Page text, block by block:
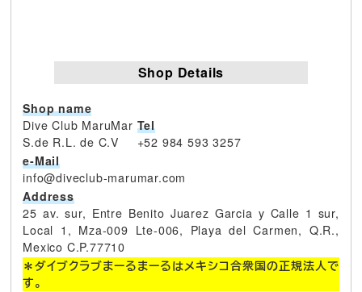
Shop Details
Shop name
Dive Club MaruMar
S.de R.L. de C.V
Tel
+52 984 593 3257
e-Mail
info@diveclub-marumar.com
Address
25 av. sur, Entre Benito Juarez Garcia y Calle 1 sur,
Local 1, Mza-009 Lte-006, Playa del Carmen, Q.R.,
Mexico C.P.77710
＊ダイブクラブまーるまーるはメキシコ合衆国の正規法人で
す。